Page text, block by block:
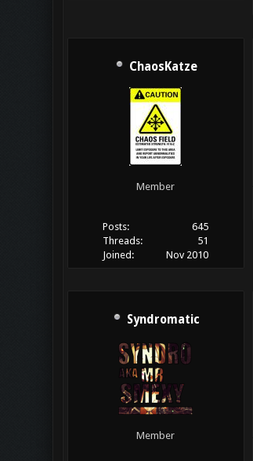
ChaosKatze
Member
Posts:
645
Threads:
51
Joined:
Nov 2010
Syndromatic
Member